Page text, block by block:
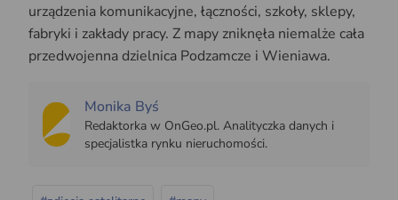
urządzenia komunikacyjne, łączności, szkoły, sklepy,
fabryki i zakłady pracy. Z mapy zniknęła niemalże cała
przedwojenna dzielnica Podzamcze i Wieniawa.
Monika Byś
Redaktorka w OnGeo.pl. Analityczka danych i
specjalistka rynku nieruchomości.